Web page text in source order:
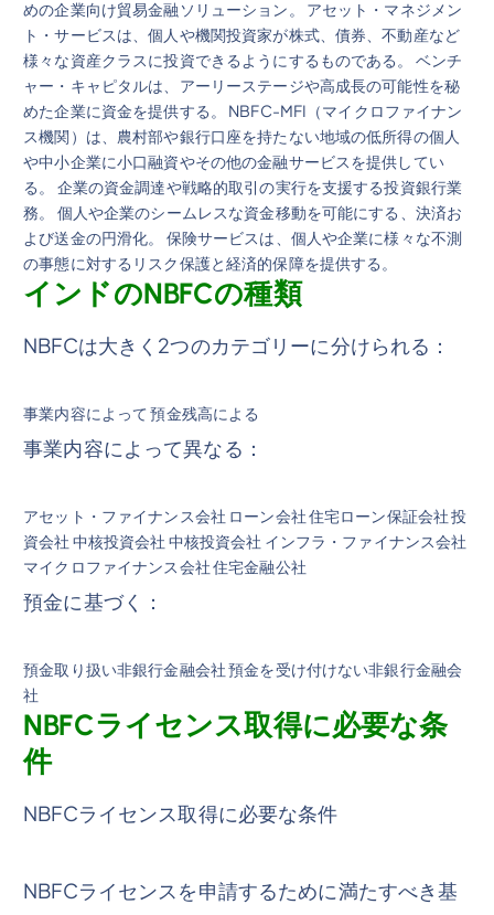
めの企業向け貿易金融ソリューション。 アセット・マネジメン
ト・サービスは、個人や機関投資家が株式、債券、不動産など
様々な資産クラスに投資できるようにするものである。 ベンチ
ャー・キャピタルは、アーリーステージや高成長の可能性を秘
めた企業に資金を提供する。 NBFC-MFI（マイクロファイナン
ス機関）は、農村部や銀行口座を持たない地域の低所得の個人
や中小企業に小口融資やその他の金融サービスを提供してい
る。 企業の資金調達や戦略的取引の実行を支援する投資銀行業
務。 個人や企業のシームレスな資金移動を可能にする、決済お
よび送金の円滑化。 保険サービスは、個人や企業に様々な不測
の事態に対するリスク保護と経済的保障を提供する。
インドのNBFCの種類
NBFCは大きく2つのカテゴリーに分けられる：
事業内容によって 預金残高による
事業内容によって異なる：
アセット・ファイナンス会社 ローン会社 住宅ローン保証会社 投
資会社 中核投資会社 中核投資会社 インフラ・ファイナンス会社
マイクロファイナンス会社 住宅金融公社
預金に基づく：
預金取り扱い非銀行金融会社 預金を受け付けない非銀行金融会
社
NBFCライセンス取得に必要な条
件
NBFCライセンス取得に必要な条件
NBFCライセンスを申請するために満たすべき基